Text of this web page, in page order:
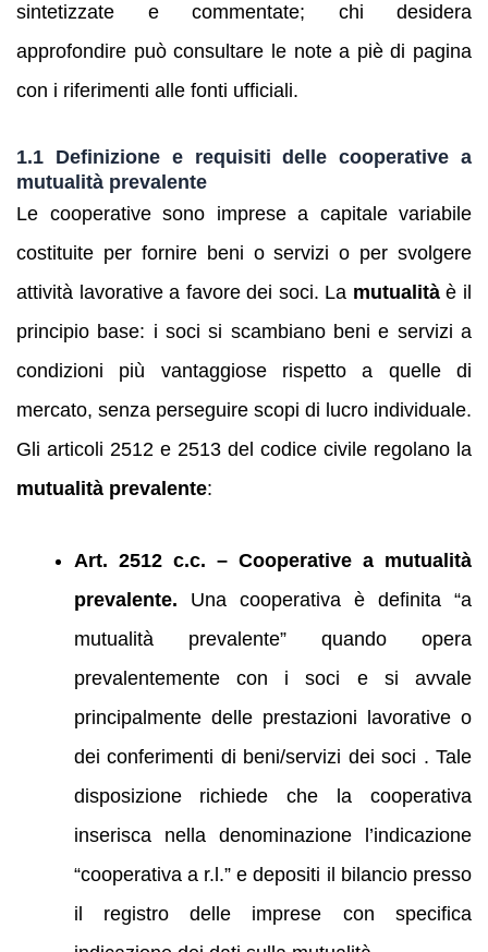
sintetizzate e commentate; chi desidera
approfondire può consultare le note a piè di pagina
con i riferimenti alle fonti ufficiali.
1.1 Definizione e requisiti delle cooperative a
mutualità prevalente
Le cooperative sono imprese a capitale variabile
costituite per fornire beni o servizi o per svolgere
attività lavorative a favore dei soci. La mutualitàè il
principio base: i soci si scambiano beni e servizi a
condizioni più vantaggiose rispetto a quelle di
mercato, senza perseguire scopi di lucro individuale.
Gli articoli 2512 e 2513 del codice civile regolano la
mutualità prevalente:
Art. 2512 c.c. – Cooperative a mutualità
prevalente. Una cooperativa è definita “a
mutualità prevalente” quando opera
prevalentemente con i soci e si avvale
principalmente delle prestazioni lavorative o
dei conferimenti di beni/servizi dei soci . Tale
disposizione richiede che la cooperativa
inserisca nella denominazione l’indicazione
“cooperativa a r.l.” e depositi il bilancio presso
il registro delle imprese con specifica